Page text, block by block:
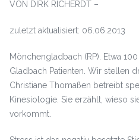
VON DIRK RICHERDT –
zuletzt aktualisiert: 06.06.2013
Mönchengladbach (RP). Etwa
Gladbach Patienten. Wir stellen
Christiane Thomaßen betreibt
Kinesiologie. Sie erzählt, wieso
vorkommt.